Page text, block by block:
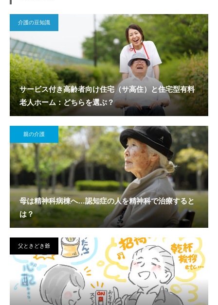
介護の豆知識
サービス付き高齢者向け住宅（サ高住）と住宅型有料
老人ホーム：どちらを選ぶ？
親の介護
母は精神科病棟へ…認知症の人を精神科で治療すると
は？
父ときどき爺